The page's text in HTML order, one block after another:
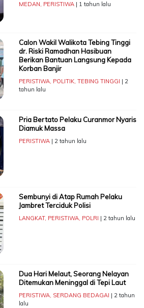
MEDAN, PERISTIWA| 1 tahun lalu
Calon Wakil Walikota Tebing Tinggi
dr. Riski Ramadhan Hasibuan
Berikan Bantuan Langsung Kepada
Korban Banjir
PERISTIWA, POLITIK, TEBING TINGGI | 2
tahun lalu
Pria Bertato Pelaku Curanmor Nyaris
Diamuk Massa
PERISTIWA| 2 tahun lalu
Sembunyi di Atap Rumah Pelaku
Jambret Terciduk Polisi
LANGKAT, PERISTIWA, POLRI | 2 tahun lalu
Dua Hari Melaut, Seorang Nelayan
Ditemukan Meninggal di Tepi Laut
PERISTIWA, SERDANG BEDAGAI | 2 tahun
lalu